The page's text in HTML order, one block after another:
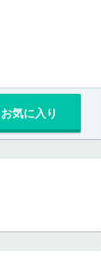
お気に入り